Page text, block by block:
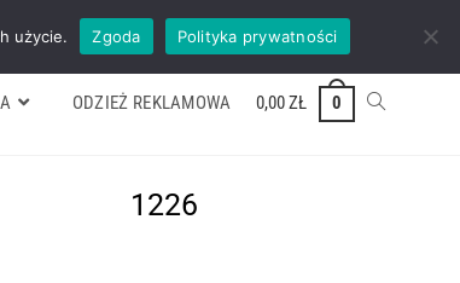
wyceny Kontakt ZADZWOŃ TEL. 600 352 938
ODZIEŻ REKLAMOWA 0,00ZŁ 0
1226
użycie. Zgoda Polityka prywatności